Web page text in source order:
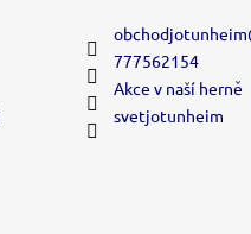
obchodjotunheim
777562154
Akce v naší herně
svetjotunheim